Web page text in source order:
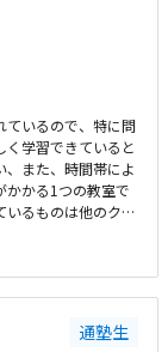
校と違って急かさ
と言っています。
ん
ているので、特に問
学習できていると
また、時間帯によ
かかる1つの教室で
るものは他のクラ
金額はかかるもの
満は無いです。静
づいていないか気に
なく、他の授業と
ある程度です特に
ん
通塾生